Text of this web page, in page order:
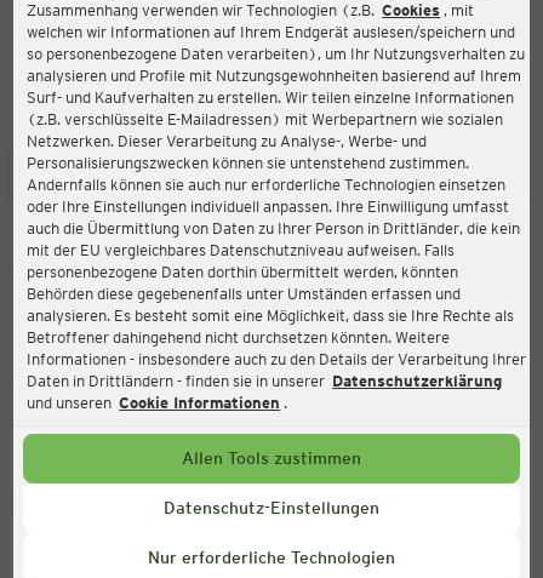
Zusammenhang verwenden wir Technologien (z.B. Cookies , mit
welchen wir Informationen auf Ihrem Endgerät auslesen/speichern und
so personenbezogene Daten verarbeiten), um Ihr Nutzungsverhalten zu
analysieren und Profile mit Nutzungsgewohnheiten basierend auf Ihrem
Surf- und Kaufverhalten zu erstellen. Wir teilen einzelne Informationen
(z.B. verschlüsselte E-Mailadressen) mit Werbepartnern wie sozialen
Netzwerken. Dieser Verarbeitung zu Analyse-, Werbe- und
Personalisierungszwecken können sie untenstehend zustimmen.
Andernfalls können sie auch nur erforderliche Technologien einsetzen
oder Ihre Einstellungen individuell anpassen. Ihre Einwilligung umfasst
auch die Übermittlung von Daten zu Ihrer Person in Drittländer, die kein
mit der EU vergleichbares Datenschutzniveau aufweisen. Falls
personenbezogene Daten dorthin übermittelt werden, könnten
Behörden diese gegebenenfalls unter Umständen erfassen und
analysieren. Es besteht somit eine Möglichkeit, dass sie Ihre Rechte als
Betroffener dahingehend nicht durchsetzen könnten. Weitere
Informationen - insbesondere auch zu den Details der Verarbeitung Ihrer
Daten in Drittländern - finden sie in unserer Datenschutzerklärung
und unseren Cookie Informationen .
Allen Tools zustimmen
Datenschutz-Einstellungen
Nur erforderliche Technologien
ERNSTING'S FAMILY FILIALE
Boekenfoerder Straße 181
59557 Lippstadt
4,3
Bewertung:
STANDORT SERVICES SORTIMENT AKTIONEN
Ernsting's family
Boekenfoerder Straße 181, 59557 Lippstadt
Aktuell:
Geöffnet
Service Hotline
Montag bis Freitag 8-18 Uhr